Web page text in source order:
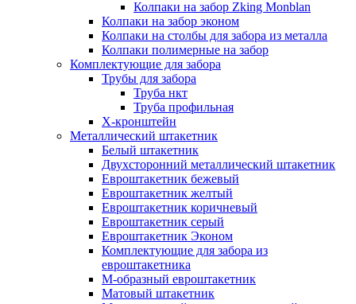
Колпаки на забор Zking Monblan
Колпаки на забор эконом
Колпаки на столбы для забора из металла
Колпаки полимерные на забор
Комплектующие для забора
Трубы для забора
Труба нкт
Труба профильная
Х-кронштейн
Металлический штакетник
Белый штакетник
Двухсторонний металлический штакетник
Евроштакетник бежевый
Евроштакетник желтый
Евроштакетник коричневый
Евроштакетник серый
Евроштакетник Эконом
Комплектующие для забора из
евроштакетника
М-образный евроштакетник
Матовый штакетник